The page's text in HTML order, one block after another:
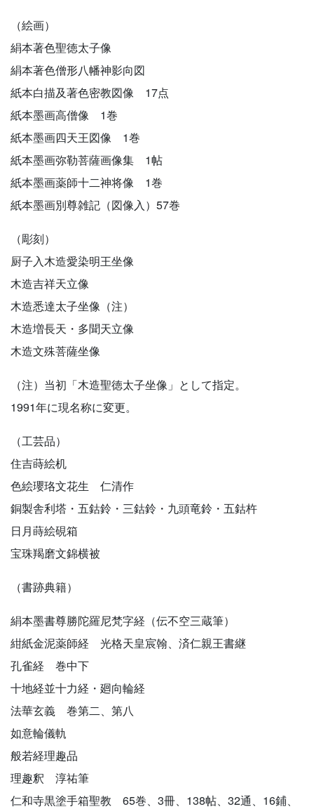
（絵画）
絹本著色聖徳太子像
絹本著色僧形八幡神影向図
紙本白描及著色密教図像 17点
紙本墨画高僧像 1巻
紙本墨画四天王図像 1巻
紙本墨画弥勒菩薩画像集 1帖
紙本墨画薬師十二神将像 1巻
紙本墨画別尊雑記（図像入）57巻
（彫刻）
厨子入木造愛染明王坐像
木造吉祥天立像
木造悉達太子坐像（注）
木造増長天・多聞天立像
木造文殊菩薩坐像
（注）当初「木造聖徳太子坐像」として指定。
1991年に現名称に変更。
（工芸品）
住吉蒔絵机
色絵瓔珞文花生 仁清作
銅製舎利塔・五鈷鈴・三鈷鈴・九頭竜鈴・五鈷杵
日月蒔絵硯箱
宝珠羯磨文錦横被
（書跡典籍）
絹本墨書尊勝陀羅尼梵字経（伝不空三蔵筆）
紺紙金泥薬師経 光格天皇宸翰、済仁親王書継
孔雀経 巻中下
十地経並十力経・廻向輪経
法華玄義 巻第二、第八
如意輪儀軌
般若経理趣品
理趣釈 淳祐筆
仁和寺黒塗手箱聖教 65巻、3冊、138帖、32通、16鋪、